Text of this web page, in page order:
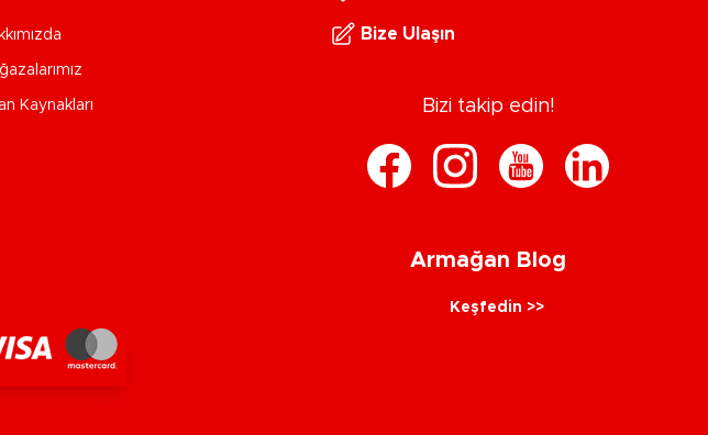
Kaynakları
Bize Ulaşın
Bizi takip edin!
Armağan Blog
Keşfedin >>